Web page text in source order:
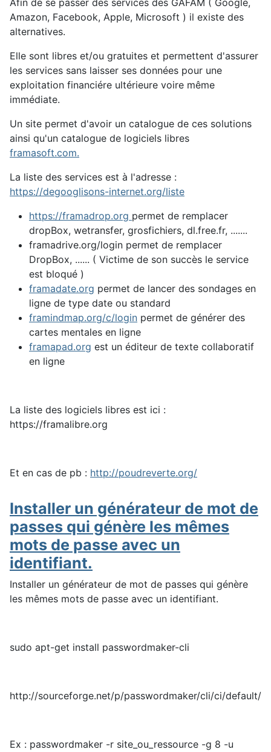
Afin de se passer des services des GAFAM ( Google,
Amazon, Facebook, Apple, Microsoft ) il existe des
alternatives.
Elle sont libres et/ou gratuites et permettent d'assurer
les services sans laisser ses données pour une
exploitation financiére ultérieure voire même
immédiate.
Un site permet d'avoir un catalogue de ces solutions
ainsi qu'un catalogue de logiciels libres
framasoft.com.
La liste des services est à l'adresse :
https://degooglisons-internet.org/liste
https://framadrop.org permet de remplacer
dropBox, wetransfer, grosfichiers, dl.free.fr, .......
framadrive.org/login permet de remplacer
DropBox, ...... ( Victime de son succès le service
est bloqué )
framadate.org permet de lancer des sondages en
ligne de type date ou standard
framindmap.org/c/login permet de générer des
cartes mentales en ligne
framapad.org est un éditeur de texte collaboratif
en ligne
La liste des logiciels libres est ici :
https://framalibre.org
Et en cas de pb : http://poudreverte.org/
Installer un générateur de mot de
passes qui génère les mêmes
mots de passe avec un
identifiant.
Installer un générateur de mot de passes qui génère
les mêmes mots de passe avec un identifiant.
sudo apt-get install passwordmaker-cli
http://sourceforge.net/p/passwordmaker/cli/ci/default/
Ex : passwordmaker -r site_ou_ressource -g 8 -u